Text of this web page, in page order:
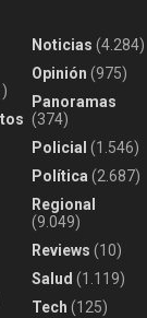
Noticias (4.284)
Opinión (975)
Panoramas
(374)
Policial (1.546)
Política (2.687)
Regional
(9.049)
Reviews (10)
Salud (1.119)
Tech (125)